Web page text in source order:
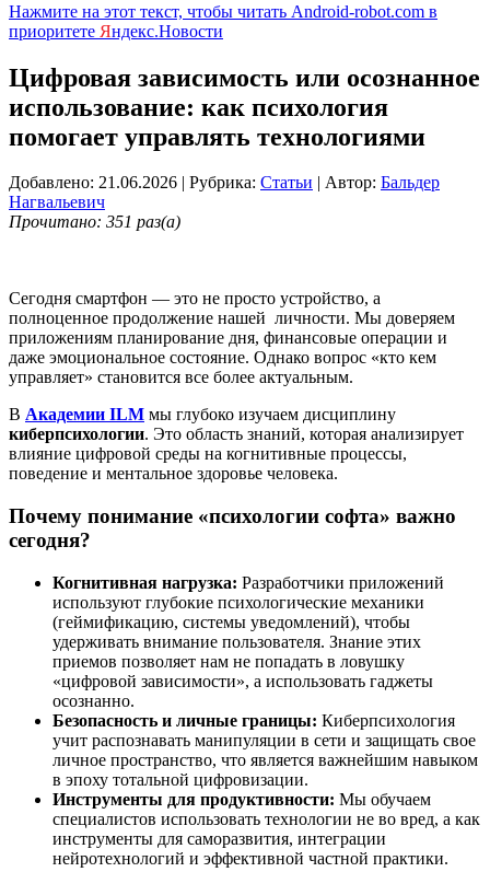
Нажмите на этот текст, чтобы читать Android-robot.com в
приоритете Яндекс.Новости
Цифровая зависимость или осознанное
использование: как психология
помогает управлять технологиями
Добавлено: 21.06.2026 | Рубрика: Статьи | Автор: Бальдер
Нагвальевич
Прочитано: 351 раз(а)
Сегодня смартфон — это не просто устройство, а
полноценное продолжение нашей личности. Мы доверяем
приложениям планирование дня, финансовые операции и
даже эмоциональное состояние. Однако вопрос «кто кем
управляет» становится все более актуальным.
В Академии ILM мы глубоко изучаем дисциплину
киберпсихологии. Это область знаний, которая анализирует
влияние цифровой среды на когнитивные процессы,
поведение и ментальное здоровье человека.
Почему понимание «психологии софта» важно
сегодня?
Когнитивная нагрузка: Разработчики приложений
используют глубокие психологические механики
(геймификацию, системы уведомлений), чтобы
удерживать внимание пользователя. Знание этих
приемов позволяет нам не попадать в ловушку
«цифровой зависимости», а использовать гаджеты
осознанно.
Безопасность и личные границы: Киберпсихология
учит распознавать манипуляции в сети и защищать свое
личное пространство, что является важнейшим навыком
в эпоху тотальной цифровизации.
Инструменты для продуктивности: Мы обучаем
специалистов использовать технологии не во вред, а как
инструменты для саморазвития, интеграции
нейротехнологий и эффективной частной практики.